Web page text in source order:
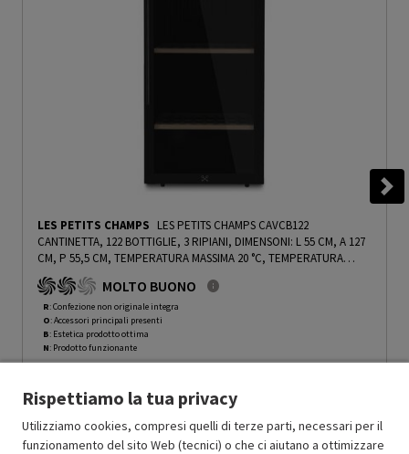
LES PETITS CHAMPS LES PETITS CHAMPS CAVCB122
CANTINETTA, 122 BOTTIGLIE, 3 RIPIANI, DIMENSONI: L 55 CM, A 127
CM, P 55,5 CM, TEMPERATURA MASSIMA 20 °C, TEMPERATURA
MINIMA 5 °C, NERO, CLASSE G - PRMG GRADING ROBN - 10%
PRMG GRADING ROBN - 10%
MOLTO BUONO
R: Confezione non originale integra
O: Accessori principali presenti
B: Estetica prodotto ottima
N: Prodotto funzionante
Ricondizionato Prezzo ridotto da
539.10 a-30%
In Promozione 377.37
Rispettiamo la tua privacy
Utilizziamo cookies, compresi quelli di terze parti, necessari per il
funzionamento del sito Web (tecnici) o che ci aiutano a ottimizzare